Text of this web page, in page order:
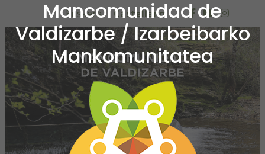
Mancomunidad de
Valdizarbe / Izarbeibarko
Mankomunitatea
Ir al contenido
Euskera Castellano facebook
youtube
Mancomunidad de